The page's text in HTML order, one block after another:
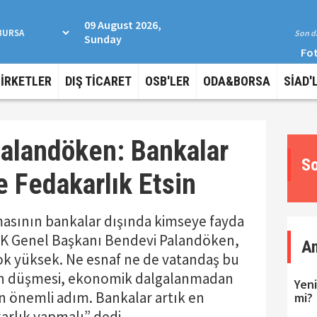
09 August 2026,
Sunday
Son
DIŞ TİCARET OSB'LER ODA&BORSA
Bankalar
Fedakarlık Etsin
bankalar dışında kimseye fayda
Genel Başkanı Bendevi Palandöken,
yüksek. Ne esnaf ne de vatandaş bu
ekonomik dalgalanmadan
adım. Bankalar artık en
mi?